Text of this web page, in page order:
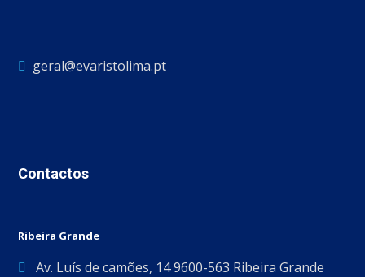
geral@evaristolima.pt
Contactos
Ribeira Grande
Av. Luís de camões, 14 9600-563 Ribeira Grande